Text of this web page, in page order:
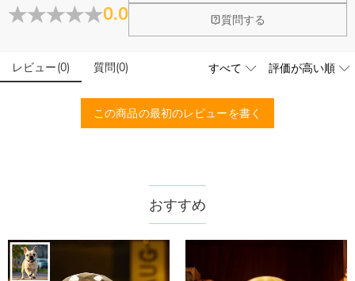
0.0 質問する
レビュー(0) 質問(0)
この商品の最初のレビューを書く
大量注文の制作は承っておりますか？
はい、対応可能です。ご希望の数量、デザイン、文字内容、ご
いたします。お気軽にお問い合わせください。
ードする画像に要求や制限等はありますか？
商品のベスト効果のために、お写真を選ぶ際に可能な限り最高
配送＆返品について
無料となります。（一部離島や遠方へご発送の場合、中継料が
納期=製作作業時間+配送時間 受注製作品のため、ご入金を確
認してから制作となります。大量生産品ではなく、一つ一つ手
でお作りしており、予定作業時間は商品ページに記載しており
ます。そしてご購入の際にお選び頂いた「配送方法」の選択に
よって、お届け日数が異なります。詳細は
までご
商品に納品書などの明細書は同梱されますか？
ません。領収書発行をご希望の場合は、ご注文明細をメールに
てご確認ください。
商品を海外へ直接発送することは可能でしょうか。
はい、対応可能です。海外配送をご希望の場合は、カスタマー
おすすめ